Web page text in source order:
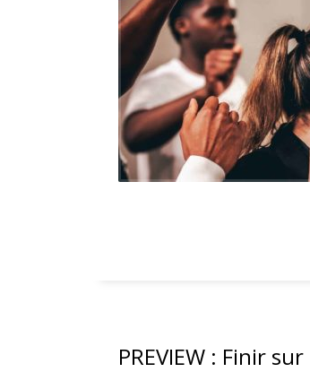
PREVIEW : Finir